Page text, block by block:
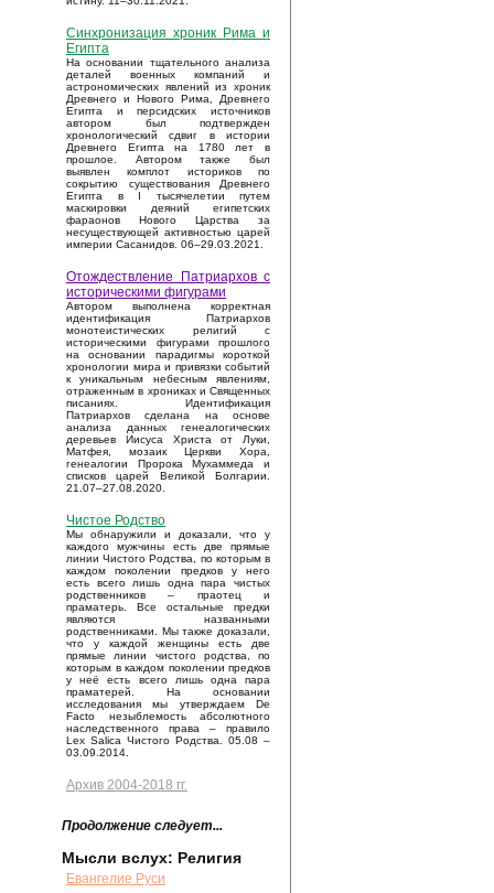
Синхронизация хроник Рима и
Египта
На основании тщательного анализа
деталей военных компаний и
астрономических явлений из хроник
Древнего и Нового Рима, Древнего
Египта и персидских источников
автором был подтвержден
хронологический сдвиг в истории
Древнего Египта на 1780 лет в
прошлое. Автором также был
выявлен комплот историков по
сокрытию существования Древнего
Египта в I тысячелетии путем
маскировки деяний египетских
фараонов Нового Царства за
несуществующей активностью царей
империи Сасанидов. 06–29.03.2021.
Отождествление Патриархов с
историческими фигурами
Автором выполнена корректная
идентификация Патриархов
монотеистических религий с
историческими фигурами прошлого
на основании парадигмы короткой
хронологии мира и привязки событий
к уникальным небесным явлениям,
отраженным в хрониках и Священных
писаниях. Идентификация
Патриархов сделана на основе
анализа данных генеалогических
деревьев Иисуса Христа от Луки,
Матфея, мозаик Церкви Хора,
генеалогии Пророка Мухаммеда и
списков царей Великой Болгарии.
21.07–27.08.2020.
Чистое Родство
Мы обнаружили и доказали, что у
каждого мужчины есть две прямые
линии Чистого Родства, по которым в
каждом поколении предков у него
есть всего лишь одна пара чистых
родственников – праотец и
праматерь. Все остальные предки
являются названными
родственниками. Мы также доказали,
что у каждой женщины есть две
прямые линии чистого родства, по
которым в каждом поколении предков
у неё есть всего лишь одна пара
праматерей. На основании
исследования мы утверждаем De
Facto незыблемость абсолютного
наследственного права – правило
Lex Salica Чистого Родства. 05.08 –
03.09.2014.
Архив 2004-2018 гг.
Продолжение следует...
Мысли вслух: Религия
Евангелие Руси